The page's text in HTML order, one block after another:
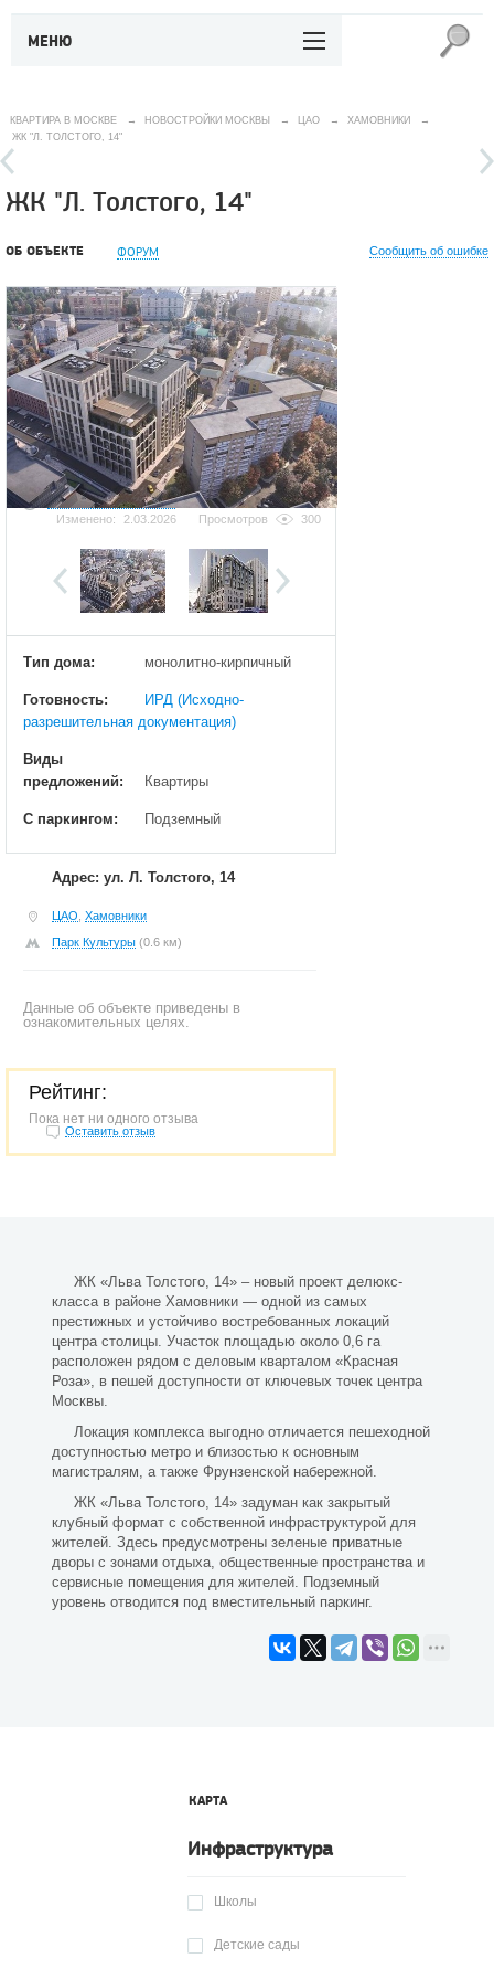
МЕНЮ
КВАРТИРА В МОСКВЕ → НОВОСТРОЙКИ МОСКВЫ → ЦАО → ХАМОВНИКИ
→
ЖК "Л. ТОЛСТОГО, 14"
ЖК "Л. Толстого, 14"
ОБ ОБЪЕКТЕ ФОРУМ Сообщить об ошибке
Добавить фотографию
Изменено:
2.03.2026 Просмотров 300
Тип дома: монолитно-кирпичный
Готовность:
ИРД (Исходно-
разрешительная документация)
Виды
предложений:
Квартиры
С паркингом: Подземный
Адрес: ул. Л. Толстого, 14
ЦАО Хамовники
Парк Культуры (0.6 км)
Данные об объекте приведены в
ознакомительных целях.
Рейтинг:
Пока нет ни одного отзыва
Оставить отзыв
ЖК «Льва Толстого, 14» – новый проект делюкс-
класса в районе Хамовники — одной из самых
престижных и устойчиво востребованных локаций
центра столицы. Участок площадью около 0,6 га
расположен рядом с деловым кварталом «Красная
Роза», в пешей доступности от ключевых точек центра
Москвы.
Локация комплекса выгодно отличается пешеходной
доступностью метро и близостью к основным
магистралям, а также Фрунзенской набережной.
ЖК «Льва Толстого, 14» задуман как закрытый
клубный формат с собственной инфраструктурой для
жителей. Здесь предусмотрены зеленые приватные
дворы с зонами отдыха, общественные пространства и
сервисные помещения для жителей. Подземный
уровень отводится под вместительный паркинг.
КАРТА
Инфраструктура
Школы
Детские сады